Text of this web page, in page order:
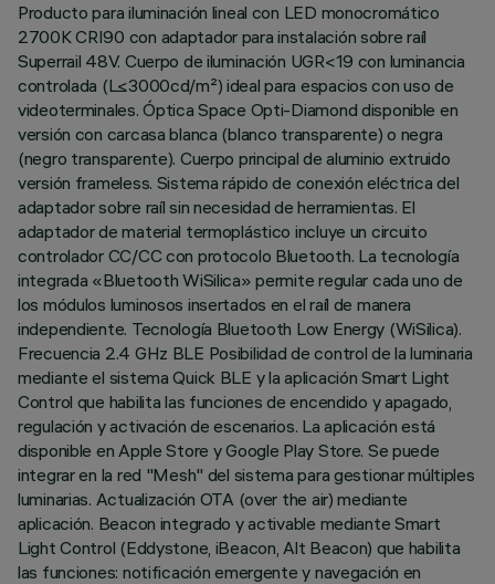
Producto para iluminación lineal con LED monocromático
2700K CRI90 con adaptador para instalación sobre raíl
Superrail 48V. Cuerpo de iluminación UGR<19 con luminancia
controlada (L≤3000cd/m²) ideal para espacios con uso de
videoterminales. Óptica Space Opti-Diamond disponible en
versión con carcasa blanca (blanco transparente) o negra
(negro transparente). Cuerpo principal de aluminio extruido
versión frameless. Sistema rápido de conexión eléctrica del
adaptador sobre raíl sin necesidad de herramientas. El
adaptador de material termoplástico incluye un circuito
controlador CC/CC con protocolo Bluetooth. La tecnología
integrada «Bluetooth WiSilica» permite regular cada uno de
los módulos luminosos insertados en el raíl de manera
independiente. Tecnología Bluetooth Low Energy (WiSilica).
Frecuencia 2.4 GHz BLE Posibilidad de control de la luminaria
mediante el sistema Quick BLE y la aplicación Smart Light
Control que habilita las funciones de encendido y apagado,
regulación y activación de escenarios. La aplicación está
disponible en Apple Store y Google Play Store. Se puede
integrar en la red "Mesh" del sistema para gestionar múltiples
luminarias. Actualización OTA (over the air) mediante
aplicación. Beacon integrado y activable mediante Smart
Light Control (Eddystone, iBeacon, Alt Beacon) que habilita
las funciones: notificación emergente y navegación en